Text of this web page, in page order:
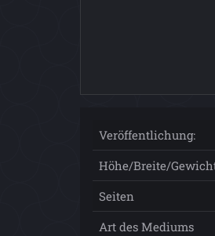
Veröffentlichung:
Höhe/Breite/
Seiten
Art des Mediums